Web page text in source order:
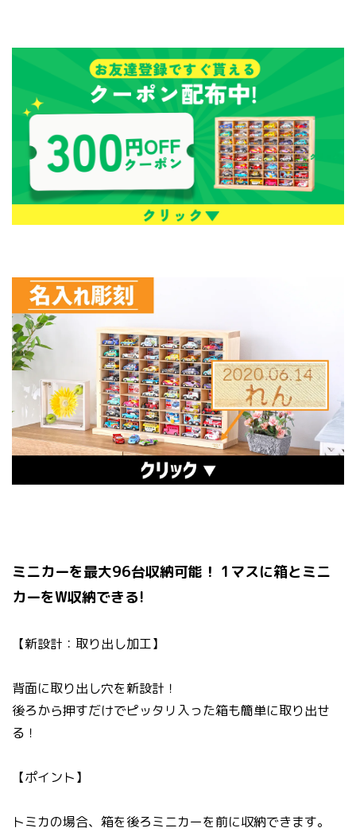
ミニカーを最大96台収納可能！ 1マスに箱とミニ
カーをW収納できる!
【新設計：取り出し加工】
背面に取り出し穴を新設計！
後ろから押すだけでピッタリ入った箱も簡単に取り出せ
る！
【ポイント】
トミカの場合、箱を後ろミニカーを前に収納できます。